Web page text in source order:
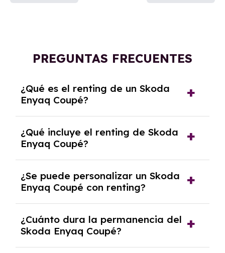
PREGUNTAS FRECUENTES
¿Qué es el renting de un Skoda
Enyaq Coupé?
contrato de alquiler a largo plazo en el que
pagas una cuota mensual fija por el uso del
coche durante un periodo determinado,
generalmente entre 2 y 5 años.
¿Qué incluye el renting de Skoda
Enyaq Coupé?
seguro a todo riesgo, mantenimiento,
reparaciones, impuestos, asistencia en
carretera y gestión de la documentación.
¿Se puede personalizar un Skoda
Enyaq Coupé con renting?
opciones y equipamiento adicional, siempre y
cuando lo pactes con la empresa de renting.
¿Cuánto dura la permanencia del
Skoda Enyaq Coupé?